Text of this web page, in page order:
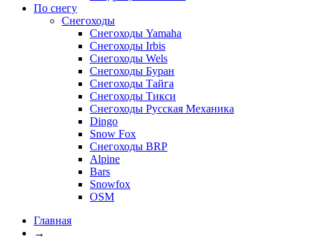
По снегу
Снегоходы
Снегоходы Yamaha
Снегоходы Irbis
Снегоходы Wels
Снегоходы Буран
Снегоходы Тайга
Снегоходы Тикси
Снегоходы Русская Механика
Dingo
Snow Fox
Снегоходы BRP
Alpine
Bars
Snowfox
OSM
Главная
→